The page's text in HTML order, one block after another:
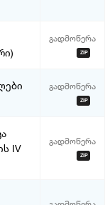
გადმოწერა
ZIP
გადმოწერა
ZIP
IV
გადმოწერა
ZIP